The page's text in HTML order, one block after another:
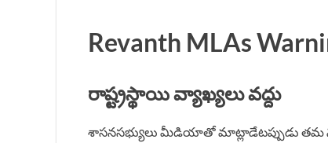
Revanth MLAs
రాష్ట్రస్థాయి వ్యాఖ్యలు వద్దు
శాసనసభ్యులు మీడియాతో మాట్లాడేటప్పుడు తమ